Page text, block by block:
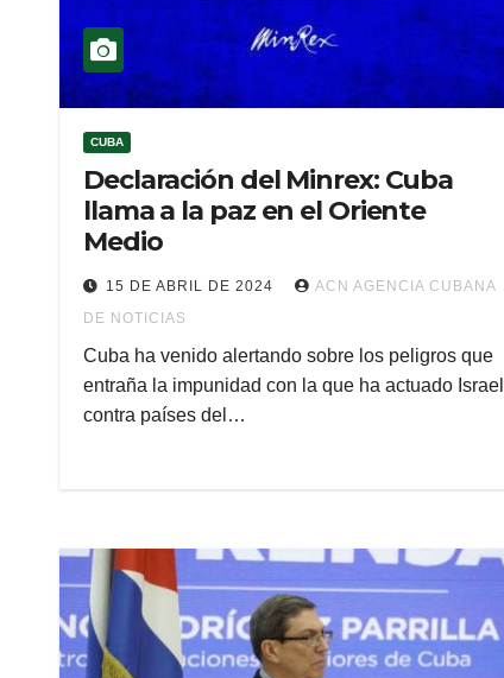
CUBA
Declaración del Minrex: Cuba
llama a la paz en el Oriente
Medio
15 DE ABRIL DE 2024
ACN AGENCIA CUBANA
DE NOTICIAS
Cuba ha venido alertando sobre los peligros que
entraña la impunidad con la que ha actuado Israel
contra países del…